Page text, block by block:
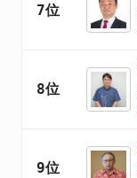
7位
8位
9位